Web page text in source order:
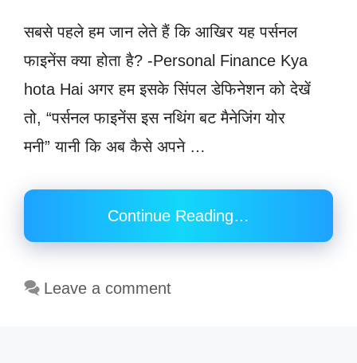
सबसे पहले हम जान लेते हैं कि आखिर यह पर्सनल
फाइनेंस क्या होता है? -Personal Finance Kya
hota Hai अगर हम इसके सिंपल डेफिनेशन को देखें
तो, “पर्सनल फाइनेंस इस नथिंग बट मैनेजिंग योर
मनी” यानी कि अब कैसे अपने …
Continue Reading…
Leave a comment